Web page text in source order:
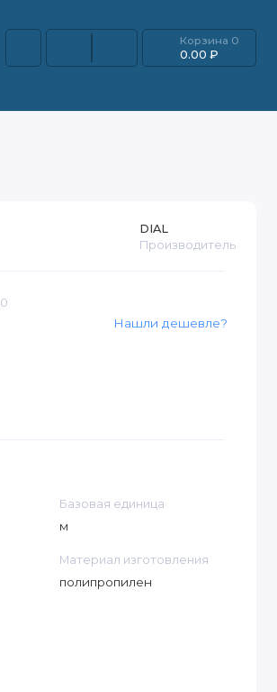
Корзина 0
0.00 ₽
DIAL
Производитель
Нашли дешевле?
Базовая единица
м
Материал изготовления
полипропилен